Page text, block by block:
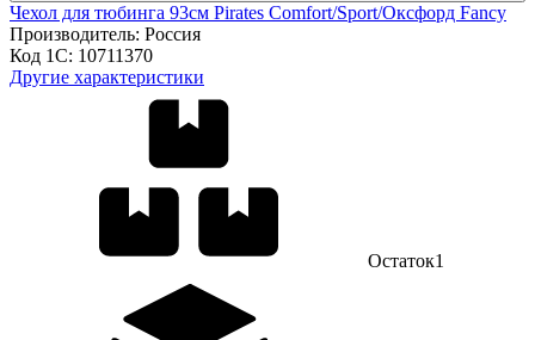
Чехол для тюбинга 93см Pirates Comfort/Sport/Оксфорд Fancy
Производитель: Россия
Код 1С: 10711370
Другие характеристики
Остаток1